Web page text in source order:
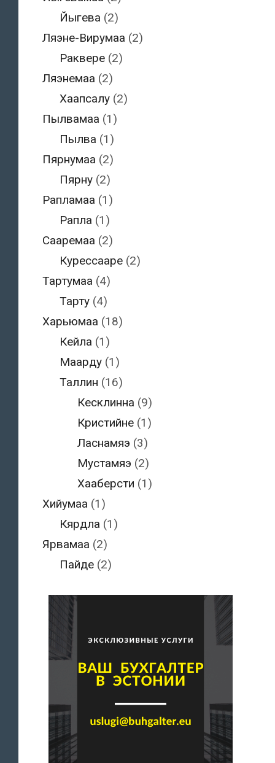
Йыгева (2)
Ляэне-Вирумаа (2)
Раквере (2)
Ляэнемаа (2)
Хаапсалу (2)
Пылвамаа (1)
Пылва (1)
Пярнумаа (2)
Пярну (2)
Рапламаа (1)
Рапла (1)
Сааремаа (2)
Курессааре (2)
Тартумаа (4)
Тарту (4)
Харьюмаа (18)
Кейла (1)
Маарду (1)
Таллин (16)
Кесклинна (9)
Кристийне(1)
Ласнамяэ (3)
Мустамяэ (2)
Хааберсти (1)
Хийумаа (1)
Кярдла (1)
Ярвамаа (2)
Пайде (2)